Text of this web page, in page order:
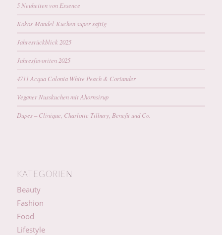
5 Neuheiten von Essence
Kokos-Mandel-Kuchen super saftig
Jahresrückblick 2025
Jahresfavoriten 2025
4711 Acqua Colonia White Peach & Coriander
Veganer Nusskuchen mit Ahornsirup
Dupes – Clinique, Charlotte Tilbury, Benefit und Co.
KATEGORIEN
Beauty
Fashion
Food
Lifestyle